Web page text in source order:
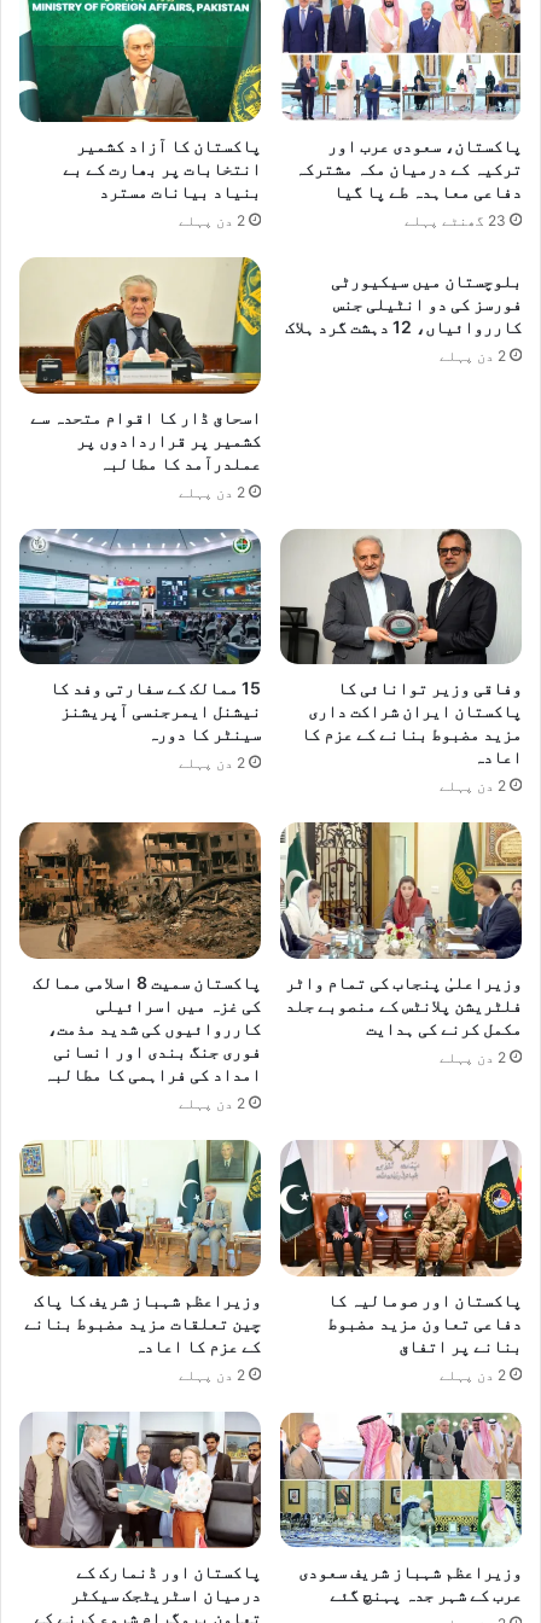
پاکستان، سعودی عرب اور
ترکیہ کے درمیان مکہ مشترکہ
دفاعی معاہدہ طے پا گیا
23 گھنٹے پہلے
پاکستان کا آزاد کشمیر
انتخابات پر بھارت کے بے
بنیاد بیانات مسترد
2 دن پہلے
بلوچستان میں سیکیورٹی
فورسز کی دو انٹیلی جنس
کارروائیاں، 12 دہشت گرد ہلاک
2 دن پہلے
اسحاق ڈار کا اقوام متحدہ سے
کشمیر پر قراردادوں پر
عملدرآمد کا مطالبہ
2 دن پہلے
وفاقی وزیر توانائی کا
پاکستان ایران شراکت داری
مزید مضبوط بنانے کے عزم کا
اعادہ
2 دن پہلے
15 ممالک کے سفارتی وفد کا
نیشنل ایمرجنسی آپریشنز
سینٹر کا دورہ
2 دن پہلے
وزیراعلیٰ پنجاب کی تمام واٹر
فلٹریشن پلانٹس کے منصوبے جلد
مکمل کرنے کی ہدایت
2 دن پہلے
پاکستان سمیت 8 اسلامی ممالک
کی غزہ میں اسرائیلی
کارروائیوں کی شدید مذمت،
فوری جنگ بندی اور انسانی
امداد کی فراہمی کا مطالبہ
2 دن پہلے
پاکستان اور صومالیہ کا
دفاعی تعاون مزید مضبوط
بنانے پر اتفاق
2 دن پہلے
وزیراعظم شہباز شریف کا پاک
چین تعلقات مزید مضبوط بنانے
کے عزم کا اعادہ
2 دن پہلے
وزیراعظم شہباز شریف سعودی
عرب کے شہر جدہ پہنچ گئے
پاکستان اور ڈنمارک کے
درمیان اسٹریٹجک سیکٹر
تعاون پروگرام شروع کرنے کے